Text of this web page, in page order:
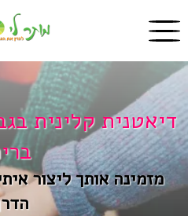
דיאטנית קלינית
מזמינה אותך ליצור